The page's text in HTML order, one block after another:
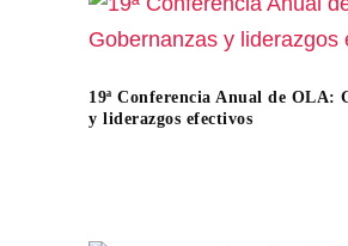
19ª Conferencia Anual de OLA:
y liderazgos efectivos